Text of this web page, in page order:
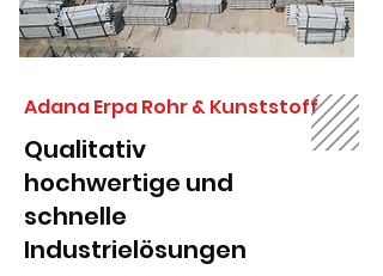
Adana Erpa Rohr & Kunststoff
Qualitativ
hochwertige und
schnelle
Industrielösungen